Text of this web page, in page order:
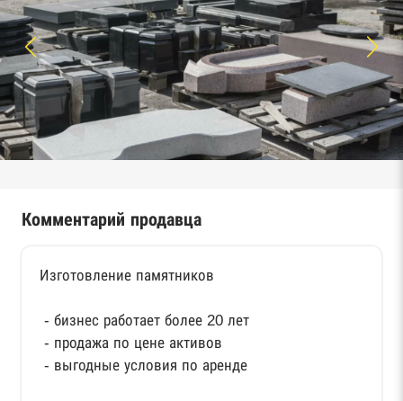
Комментарий продавца
Изготовление памятников
- бизнес работает более 20 лет
- продажа по цене активов
- выгодные условия по аренде